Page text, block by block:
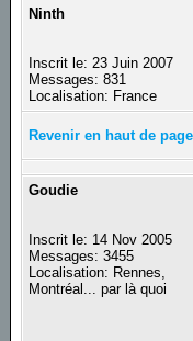
Ninth
Inscrit le: 23 Juin 2007
Messages: 831
Localisation: France
Revenir en haut de page
Goudie
Inscrit le: 14 Nov 2005
Messages: 3455
Localisation: Rennes,
Montréal... par là quoi